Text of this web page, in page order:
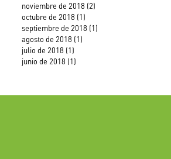
noviembre de 2018 (2)
octubre de 2018 (1)
septiembre de 2018 (1)
agosto de 2018 (1)
julio de 2018 (1)
junio de 2018 (1)